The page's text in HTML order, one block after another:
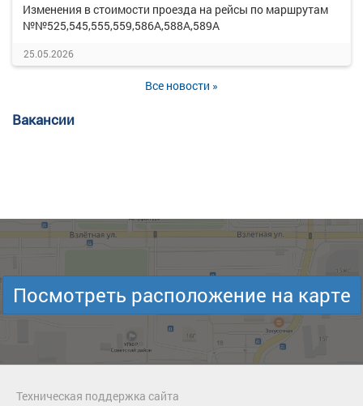
Изменения в стоимости проезда на рейсы по маршрутам
№№525,545,555,559,586А,588А,589А
25.05.2026
Все новости »
Вакансии
Посмотреть расположение на карте
Техническая поддержка сайта